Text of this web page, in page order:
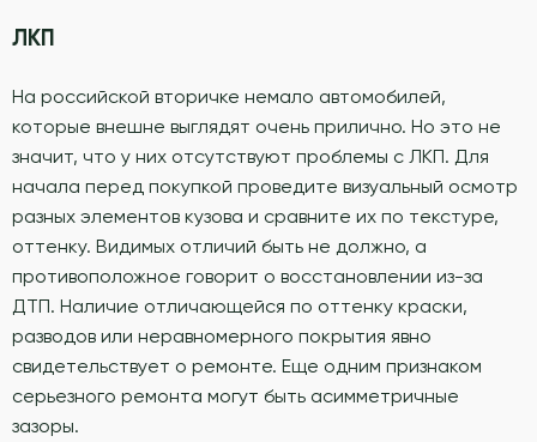
ЛКП
На российской вторичке немало автомобилей,
которые внешне выглядят очень прилично. Но это не
значит, что у них отсутствуют проблемы с ЛКП. Для
начала перед покупкой проведите визуальный осмотр
разных элементов кузова и сравните их по текстуре,
оттенку. Видимых отличий быть не должно, а
противоположное говорит о восстановлении из-за
ДТП. Наличие отличающейся по оттенку краски,
разводов или неравномерного покрытия явно
свидетельствует о ремонте. Еще одним признаком
серьезного ремонта могут быть асимметричные
зазоры.